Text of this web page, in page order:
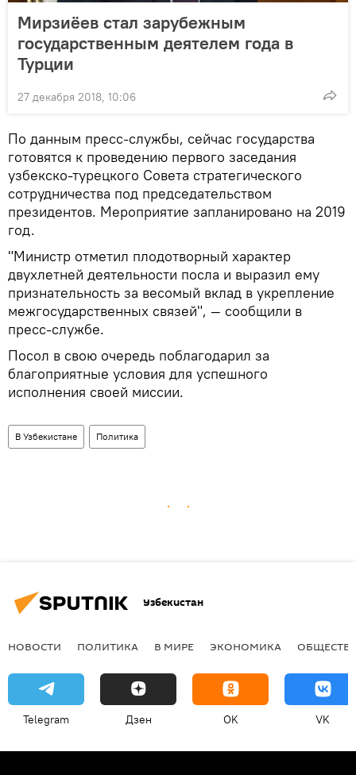
Мирзиёев стал зарубежным
государственным деятелем года в
Турции
27 декабря 2018, 10:06
По данным пресс-службы, сейчас государства
готовятся к проведению первого заседания
узбекско-турецкого Совета стратегического
сотрудничества под председательством
президентов. Мероприятие запланировано на 2019
год.
"Министр отметил плодотворный характер
двухлетней деятельности посла и выразил ему
признательность за весомый вклад в укрепление
межгосударственных связей", — сообщили в
пресс-службе.
Посол в свою очередь поблагодарил за
благоприятные условия для успешного
исполнения своей миссии.
В Узбекистане Политика
Узбекистан
НОВОСТИ ПОЛИТИКА В МИРЕ ЭКОНОМИКА
Telegram Дзен OK VK